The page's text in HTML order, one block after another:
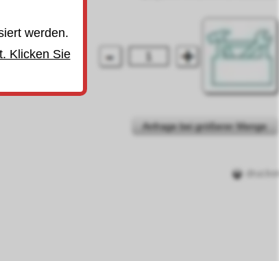
Anfrage bei größerer Menge
werden.
Klicken Sie